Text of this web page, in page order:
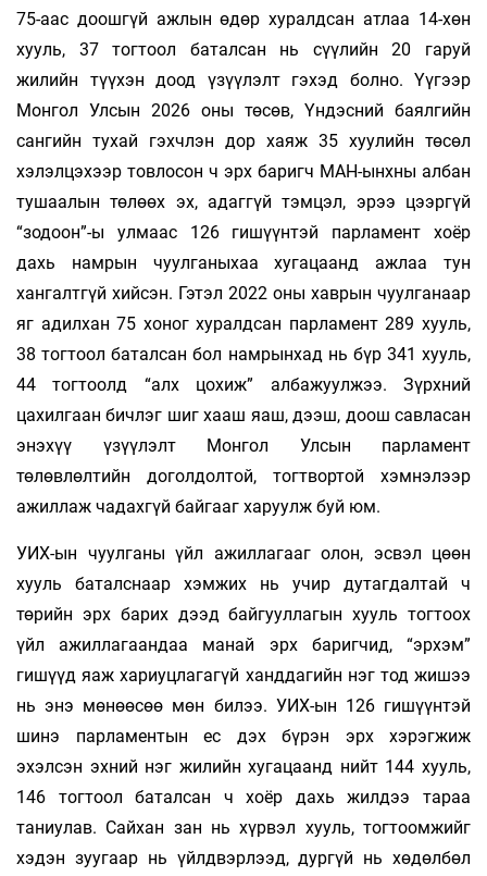
75-аас доошгүй ажлын өдөр хуралдсан атлаа 14-хөн
хууль, 37 тогтоол баталсан нь сүүлийн 20 гаруй
жилийн түүхэн доод үзүүлэлт гэхэд болно. Үүгээр
Монгол Улсын 2026 оны төсөв, Үндэсний баялгийн
сангийн тухай гэхчлэн дор хаяж 35 хуулийн төсөл
хэлэлцэхээр товлосон ч эрх баригч МАН-ынхны албан
тушаалын төлөөх эх, адаггүй тэмцэл, эрээ цээргүй
“зодоон”-ы улмаас 126 гишүүнтэй парламент хоёр
дахь намрын чуулганыхаа хугацаанд ажлаа тун
хангалтгүй хийсэн. Гэтэл 2022 оны хаврын чуулганаар
яг адилхан 75 хоног хуралдсан парламент 289 хууль,
38 тогтоол баталсан бол намрынхад нь бүр 341 хууль,
44 тогтоолд “алх цохиж” албажуулжээ. Зүрхний
цахилгаан бичлэг шиг хааш яаш, дээш, доош савласан
энэхүү үзүүлэлт Монгол Улсын парламент
төлөвлөлтийн доголдолтой, тогтвортой хэмнэлээр
ажиллаж чадах­гүй байгааг харуулж буй юм.
УИХ-ын чуулганы үйл ажиллагааг олон, эсвэл цөөн
хууль баталснаар хэмжих нь учир дутагдалтай ч
төрийн эрх барих дээд байгууллагын хууль тогтоох
үйл ажиллагаандаа манай эрх баригчид, “эрхэм”
гишүүд яаж хариуцлагагүй ханддагийн нэг тод жишээ
нь энэ мөнөөсөө мөн билээ. УИХ-ын 126 гишүүнтэй
шинэ парламентын ес дэх бүрэн эрх хэрэгжиж
эхэлсэн эхний нэг жилийн хугацаанд нийт 144 хууль,
146 тогтоол баталсан ч хоёр дахь жилдээ тараа
таниулав. Сайхан зан нь хүрвэл хууль, тогтоомжийг
хэдэн зуугаар нь үйлдвэрлээд, дургүй нь хөдөлбөл